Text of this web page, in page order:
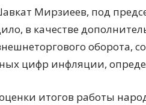
Мирзиеев, под
в качестве
оборота,
цифр инфляции,
итогов работы